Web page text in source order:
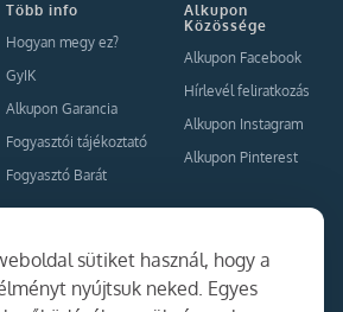
sütiket használ, hogy a
nyújtsuk neked. Egyes
Több info
Hogyan megy ez?
GyIK
Alkupon Garancia
Fogyasztói tájékoztató
Fogyasztó Barát
Alkupon
Közössége
Alkupon Facebook
Hírlevél feliratkozás
Alkupon Instagram
Alkupon Pinterest
Együttműködés
Kapcsolat